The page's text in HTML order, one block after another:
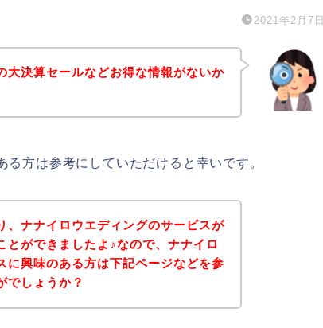
2021年2月7日
大決算セールなどお得な情報がないか
方は参考にしていただけると幸いです。
、ナナイロウエディングのサービスが
とができましたよ♪なので、ナナイロ
に興味のある方は下記ページなどを参
でしょうか？